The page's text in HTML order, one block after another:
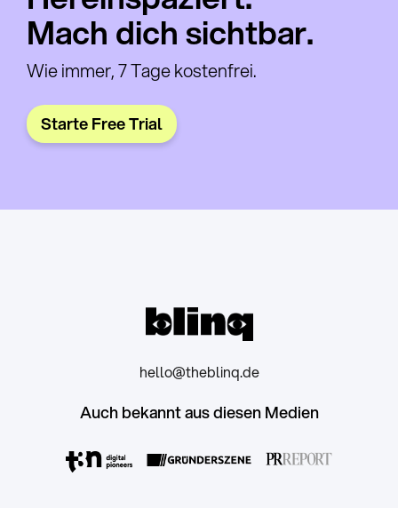
Mach dich sichtbar.
Wie immer, 7 Tage kostenfrei.
Starte Free Trial
hello@theblinq.de
Auch bekannt aus diesen Medien